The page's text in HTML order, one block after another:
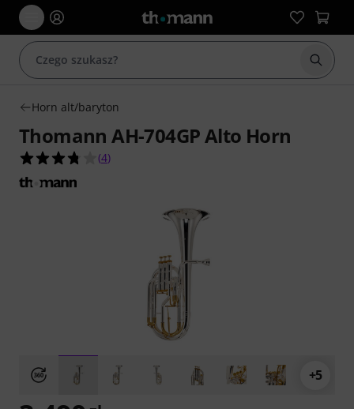
Horn alt/baryton
Thomann AH-704GP Alto Horn
3.8 na 5 gwiazdek z 4 ocen klientów
(4)
+5